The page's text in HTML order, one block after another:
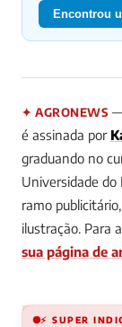
Encontrou
✦ AGRONEWS
é assinada por
graduando no
Universidade
ramo
ilustração. Para
sua página de
⚡ SUPER